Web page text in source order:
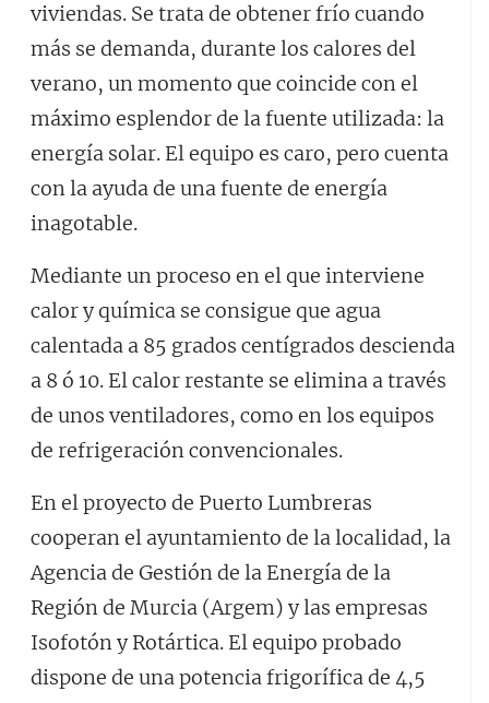
viviendas. Se trata de obtener frío cuando
más se demanda, durante los calores del
verano, un momento que coincide con el
máximo esplendor de la fuente utilizada: la
energía solar. El equipo es caro, pero cuenta
con la ayuda de una fuente de energía
inagotable.
Mediante un proceso en el que interviene
calor y química se consigue que agua
calentada a 85 grados centígrados descienda
a 8 ó 10. El calor restante se elimina a través
de unos ventiladores, como en los equipos
de refrigeración convencionales.
En el proyecto de Puerto Lumbreras
cooperan el ayuntamiento de la localidad, la
Agencia de Gestión de la Energía de la
Región de Murcia (Argem) y las empresas
Isofotón y Rotártica. El equipo probado
dispone de una potencia frigorífica de 4,5